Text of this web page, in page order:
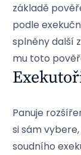
základě
podle
splněny další
mu toto
Panuje
si sám
soudního